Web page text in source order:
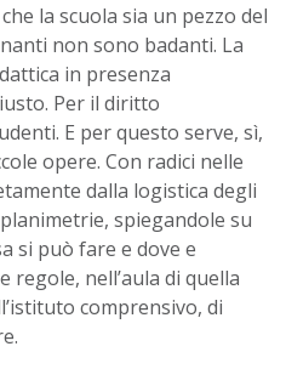
la scuola sia un pezzo del
non sono badanti. La
in presenza
Per il diritto
E per questo serve, sì,
opere. Con radici nelle
dalla logistica degli
spiegandole su
si può fare e dove e
nell’aula di quella
comprensivo, di